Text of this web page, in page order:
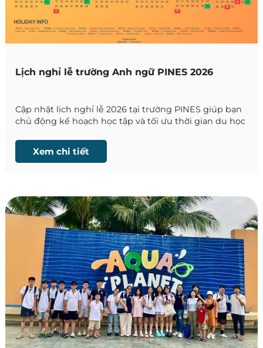
Lịch nghỉ lễ trường Anh ngữ PINES 2026
Cập nhật lịch nghỉ lễ 2026 tại trường PINES giúp bạn
chủ động kế hoạch học tập và tối ưu thời gian du học
Xem chi tiết